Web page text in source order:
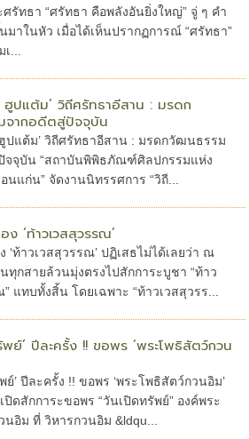
ศรัทธา “ศรัทธา คือพลังอันยิ่งใหญ่” จู่ ๆ คำ
มาในหัว เมื่อได้เห็นปรากฏการณ์ “ศรัทธา”
...
ฮูปแต้ม’ วิถีศรัทธาอีสาน : มรดก
จากอดีตสู่ปัจจุบัน
ฮูปแต้ม’ วิถีศรัทธาอีสาน : มรดกวัฒนธรรม
จจุบัน “สถาบันพิพิธภัณฑ์ศิลปกรรมแห่ง
นแก่น” จัดงานนิทรรศการ “วิถี...
‘ท้าวเวสสุวรรณ’
‘ท้าวเวสสุวรรณ’ ปฏิเสธไม่ได้เลยว่า ณ
ทุกสายล้วนมุ่งตรงไปสักการะบูชา “ท้าว
แทบทั้งสิ้น โดยเฉพาะ “ท้าวเวสสุวรร...
พย์’ ปีละครั้ง !! ขอพร ‘พระโพธิสัตว์กวน
ย์’ ปีละครั้ง !! ขอพร ‘พระโพธิสัตว์กวนอิม’
ปิดสักการะขอพร “วันเปิดทรัพย์” องค์พระ
อิม ที่ วิหารกวนอิม &ldqu...